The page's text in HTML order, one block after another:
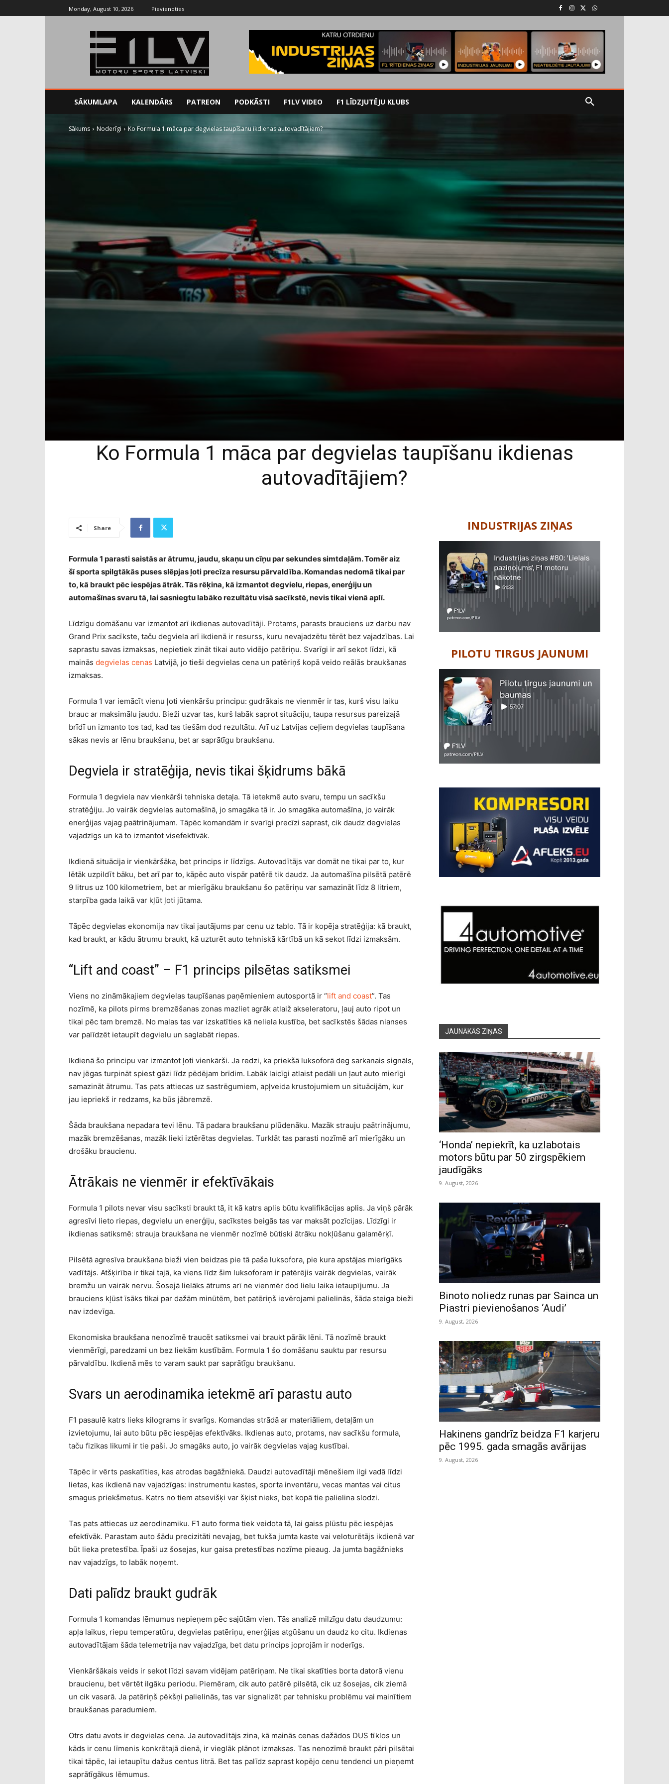
Monday, August 10, 2026 Pievienoties
SĀKUMLAPA KALENDĀRS PATREON PODKĀSTI F1LV VIDEO F1 LĪDZJUTĒJU KLUBS
Sākums Noderīgi Ko Formula 1 māca par degvielas taupīšanu ikdienas autovadītājiem?
Ko Formula 1 māca par degvielas taupīšanu ikdienas
autovadītājiem?
Share
Formula 1 parasti saistās ar ātrumu, jaudu, skaņu un cīņu par sekundes simtdaļām. Tomēr aiz
šī sporta spilgtākās puses slēpjas ļoti precīza resursu pārvaldība. Komandas nedomā tikai par
to, kā braukt pēc iespējas ātrāk. Tās rēķina, kā izmantot degvielu, riepas, enerģiju un
automašīnas svaru tā, lai sasniegtu labāko rezultātu visā sacīkstē, nevis tikai vienā aplī.
Līdzīgu domāšanu var izmantot arī ikdienas autovadītāji. Protams, parasts brauciens uz darbu nav
Grand Prix sacīkste, taču degviela arī ikdienā ir resurss, kuru nevajadzētu tērēt bez vajadzības. Lai
saprastu savas izmaksas, nepietiek zināt tikai auto vidējo patēriņu. Svarīgi ir arī sekot līdzi, kā
mainās degvielas cenas Latvijā, jo tieši degvielas cena un patēriņš kopā veido reālās braukšanas
izmaksas.
Formula 1 var iemācīt vienu ļoti vienkāršu principu: gudrākais ne vienmēr ir tas, kurš visu laiku
brauc ar maksimālu jaudu. Bieži uzvar tas, kurš labāk saprot situāciju, taupa resursus pareizajā
brīdī un izmanto tos tad, kad tas tiešām dod rezultātu. Arī uz Latvijas ceļiem degvielas taupīšana
sākas nevis ar lēnu braukšanu, bet ar saprātīgu braukšanu.
Degviela ir stratēģija, nevis tikai šķidrums bākā
Formula 1 degviela nav vienkārši tehniska detaļa. Tā ietekmē auto svaru, tempu un sacīkšu
stratēģiju. Jo vairāk degvielas automašīnā, jo smagāka tā ir. Jo smagāka automašīna, jo vairāk
enerģijas vajag paātrinājumam. Tāpēc komandām ir svarīgi precīzi saprast, cik daudz degvielas
vajadzīgs un kā to izmantot visefektīvāk.
Ikdienā situācija ir vienkāršāka, bet princips ir līdzīgs. Autovadītājs var domāt ne tikai par to, kur
lētāk uzpildīt bāku, bet arī par to, kāpēc auto vispār patērē tik daudz. Ja automašīna pilsētā patērē
9 litrus uz 100 kilometriem, bet ar mierīgāku braukšanu šo patēriņu var samazināt līdz 8 litriem,
starpība gada laikā var kļūt ļoti jūtama.
Tāpēc degvielas ekonomija nav tikai jautājums par cenu uz tablo. Tā ir kopēja stratēģija: kā braukt,
kad braukt, ar kādu ātrumu braukt, kā uzturēt auto tehniskā kārtībā un kā sekot līdzi izmaksām.
“Lift and coast” – F1 princips pilsētas satiksmei
Viens no zināmākajiem degvielas taupīšanas paņēmieniem autosportā ir “lift and coast”. Tas
nozīmē, ka pilots pirms bremzēšanas zonas mazliet agrāk atlaiž akseleratoru, ļauj auto ripot un
tikai pēc tam bremzē. No malas tas var izskatīties kā neliela kustība, bet sacīkstēs šādas nianses
var palīdzēt ietaupīt degvielu un saglabāt riepas.
Ikdienā šo principu var izmantot ļoti vienkārši. Ja redzi, ka priekšā luksoforā deg sarkanais signāls,
nav jēgas turpināt spiest gāzi līdz pēdējam brīdim. Labāk laicīgi atlaist pedāli un ļaut auto mierīgi
samazināt ātrumu. Tas pats attiecas uz sastrēgumiem, apļveida krustojumiem un situācijām, kur
jau iepriekš ir redzams, ka būs jābremzē.
Šāda braukšana nepadara tevi lēnu. Tā padara braukšanu plūdenāku. Mazāk strauju paātrinājumu,
mazāk bremzēšanas, mazāk lieki iztērētas degvielas. Turklāt tas parasti nozīmē arī mierīgāku un
drošāku braucienu.
Ātrākais ne vienmēr ir efektīvākais
Formula 1 pilots nevar visu sacīksti braukt tā, it kā katrs aplis būtu kvalifikācijas aplis. Ja viņš pārāk
agresīvi lieto riepas, degvielu un enerģiju, sacīkstes beigās tas var maksāt pozīcijas. Līdzīgi ir
ikdienas satiksmē: strauja braukšana ne vienmēr nozīmē būtiski ātrāku nokļūšanu galamērķī.
Pilsētā agresīva braukšana bieži vien beidzas pie tā paša luksofora, pie kura apstājas mierīgāks
vadītājs. Atšķirība ir tikai tajā, ka viens līdz šim luksoforam ir patērējis vairāk degvielas, vairāk
bremžu un vairāk nervu. Šosejā lielāks ātrums arī ne vienmēr dod lielu laika ietaupījumu. Ja
brauciens kļūst īsāks tikai par dažām minūtēm, bet patēriņš ievērojami palielinās, šāda steiga bieži
nav izdevīga.
Ekonomiska braukšana nenozīmē traucēt satiksmei vai braukt pārāk lēni. Tā nozīmē braukt
vienmērīgi, paredzami un bez liekām kustībām. Formula 1 šo domāšanu sauktu par resursu
pārvaldību. Ikdienā mēs to varam saukt par saprātīgu braukšanu.
Svars un aerodinamika ietekmē arī parastu auto
F1 pasaulē katrs lieks kilograms ir svarīgs. Komandas strādā ar materiāliem, detaļām un
izvietojumu, lai auto būtu pēc iespējas efektīvāks. Ikdienas auto, protams, nav sacīkšu formula,
taču fizikas likumi ir tie paši. Jo smagāks auto, jo vairāk degvielas vajag kustībai.
Tāpēc ir vērts paskatīties, kas atrodas bagāžniekā. Daudzi autovadītāji mēnešiem ilgi vadā līdzi
lietas, kas ikdienā nav vajadzīgas: instrumentu kastes, sporta inventāru, vecas mantas vai citus
smagus priekšmetus. Katrs no tiem atsevišķi var šķist nieks, bet kopā tie palielina slodzi.
Tas pats attiecas uz aerodinamiku. F1 auto forma tiek veidota tā, lai gaiss plūstu pēc iespējas
efektīvāk. Parastam auto šādu precizitāti nevajag, bet tukša jumta kaste vai veloturētājs ikdienā var
būt lieka pretestība. Īpaši uz šosejas, kur gaisa pretestības nozīme pieaug. Ja jumta bagāžnieks
nav vajadzīgs, to labāk noņemt.
Dati palīdz braukt gudrāk
Formula 1 komandas lēmumus nepieņem pēc sajūtām vien. Tās analizē milzīgu datu daudzumu:
apļa laikus, riepu temperatūru, degvielas patēriņu, enerģijas atgūšanu un daudz ko citu. Ikdienas
autovadītājam šāda telemetrija nav vajadzīga, bet datu princips joprojām ir noderīgs.
Vienkāršākais veids ir sekot līdzi savam vidējam patēriņam. Ne tikai skatīties borta datorā vienu
braucienu, bet vērtēt ilgāku periodu. Piemēram, cik auto patērē pilsētā, cik uz šosejas, cik ziemā
un cik vasarā. Ja patēriņš pēkšņi palielinās, tas var signalizēt par tehnisku problēmu vai mainītiem
braukšanas paradumiem.
Otrs datu avots ir degvielas cena. Ja autovadītājs zina, kā mainās cenas dažādos DUS tīklos un
kāds ir cenu līmenis konkrētajā dienā, ir vieglāk plānot izmaksas. Tas nenozīmē braukt pāri pilsētai
tikai tāpēc, lai ietaupītu dažus centus litrā. Bet tas palīdz saprast kopējo cenu tendenci un pieņemt
saprātīgākus lēmumus.
INDUSTRIJAS ZIŅAS
PILOTU TIRGUS JAUNUMI
JAUNĀKĀS ZIŅAS
‘Honda’ nepiekrīt, ka uzlabotais
motors būtu par 50 zirgspēkiem
jaudīgāks
9. August, 2026
Binoto noliedz runas par Sainca un
Piastri pievienošanos ‘Audi’
9. August, 2026
Hakinens gandrīz beidza F1 karjeru
pēc 1995. gada smagās avārijas
9. August, 2026